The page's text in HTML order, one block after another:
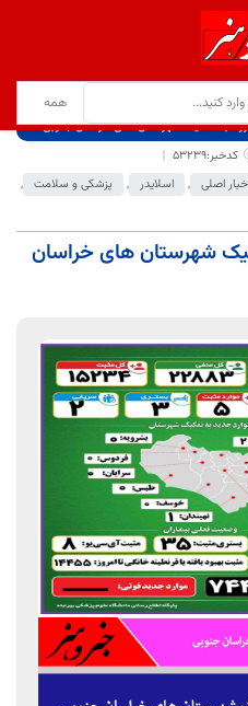
کرونا به تفکیک شهرستان های خراسان جنوبی
کدخبر:53239
اصلی , اسلایدر , پزشکی و سلامت ,
شهرستان های خراسان